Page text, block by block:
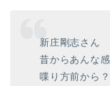
新庄剛志さん
昔からあんな
喋り方前から？